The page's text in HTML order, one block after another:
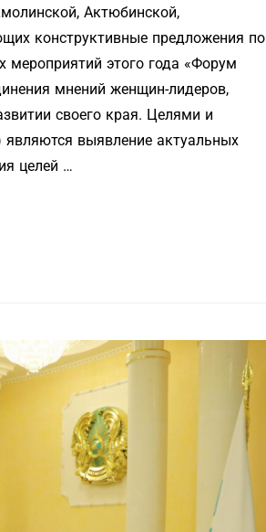
Актюбинской,
конструктивные предложения по
мероприятий этого года «Форум
мнений женщин-лидеров,
своего края. Целями и
выявление актуальных
целей …